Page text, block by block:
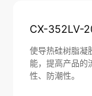
CX-352LV-
使导热硅树脂凝
能，提高产品的
性、防潮性。